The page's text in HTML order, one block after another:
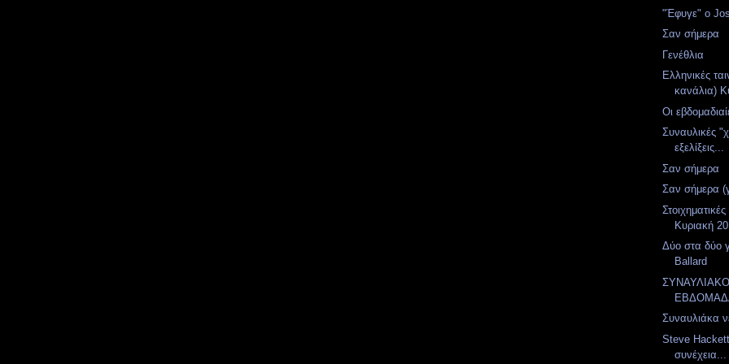
"Έφυγε" ο
Σαν σήμερα
Γενέθλια
Ελληνικές
κανάλια)
Οι
Συναυλικές
εξελίξεις...
Σαν σήμερα
Σαν σήμερα
Κυριακή
Δύο στα δύο
Ballard
Συναυλιάκα
Steve
συνέχεια...